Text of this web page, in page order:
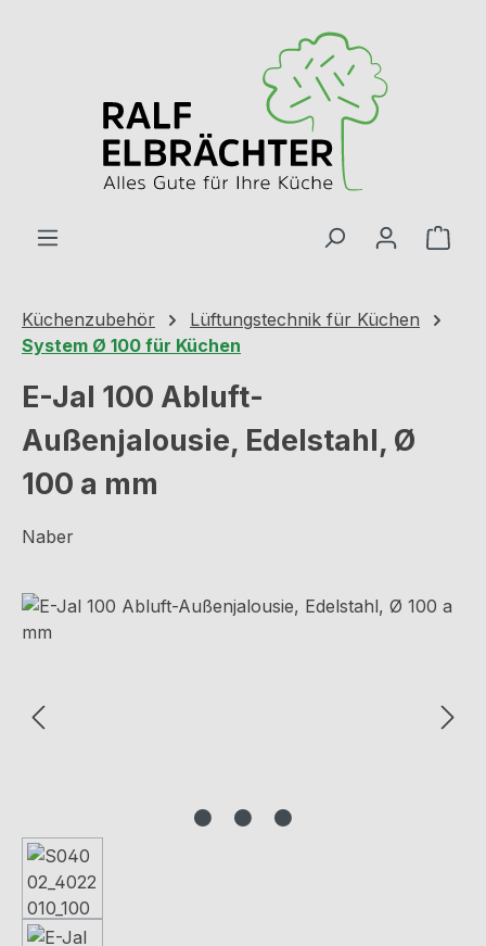
Küchenzubehör
Lüftungstechnik für Küchen
System Ø 100 für Küchen
E-Jal 100 Abluft-
Außenjalousie, Edelstahl, Ø
100 a mm
Naber
Bildergalerie überspringen